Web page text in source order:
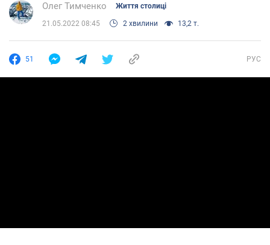
Олег Тимченко Життя столиці
21.05.2022 08:45 2 хвилини 13,2 т.
51 РУС